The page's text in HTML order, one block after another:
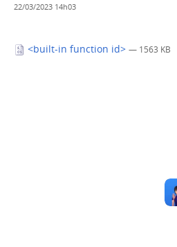
22/03/2023 14h03
<built-in function id> — 1563 KB